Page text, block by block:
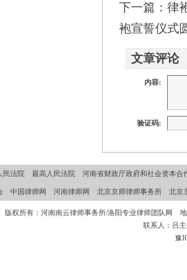
下一篇： 律
袍宣誓仪式
文章评论
内容:
验证码:
民法院 最高人民法院 河南省财政厅政府和社会资本合
中国律师网 河南律师网 北京京师律师事务所 北京
版权所有：河南南云律师事务所/洛阳专业律师团队网
联系人：吕
豫